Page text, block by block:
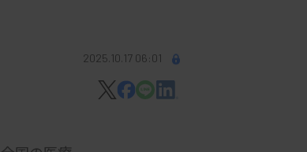
2025.10.17 06:01